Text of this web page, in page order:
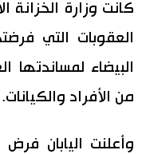
كانت وزارة
العقوبات التي
من الأفراد والكيانات.
وأعلنت اليابان